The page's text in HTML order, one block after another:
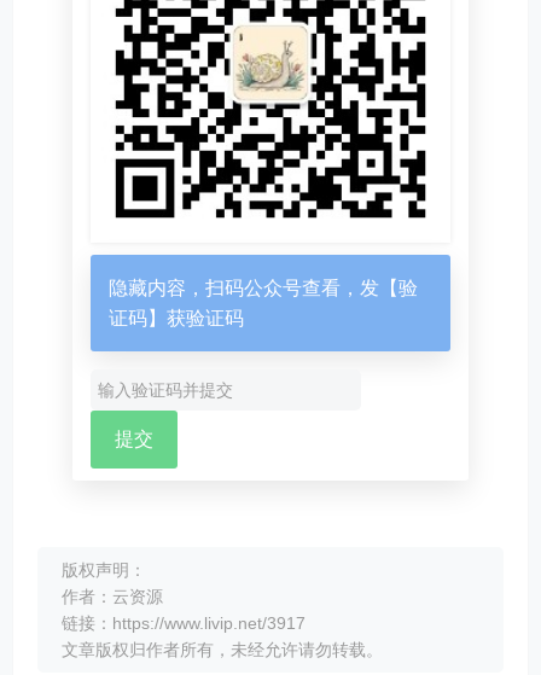
隐藏内容，扫码公众号查看，发【验
证码】获验证码
版权声明：
作者：云资源
链接：https://www.livip.net/3917
文章版权归作者所有，未经允许请勿转载。